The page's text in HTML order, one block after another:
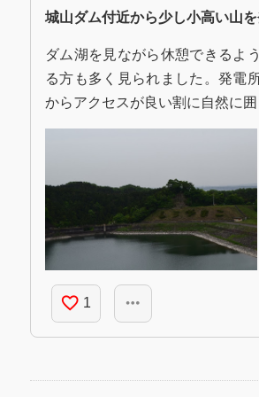
城山ダム付近から少し小高い山
ダム湖を見ながら休憩できるよ
る方も多く見られました。発電
からアクセスが良い割に自然に囲
favorite_border 1 more_horiz